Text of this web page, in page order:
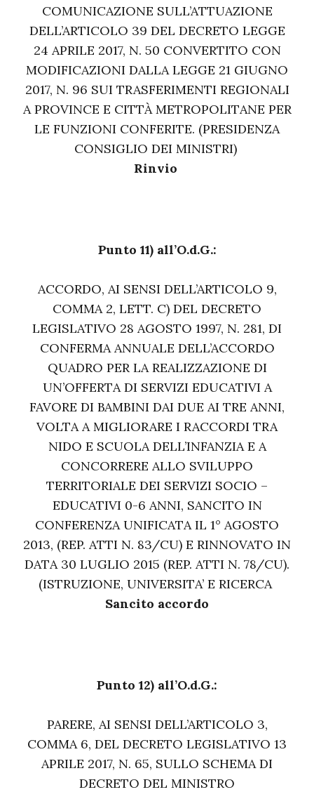
COMUNICAZIONE SULL’ATTUAZIONE
DELL’ARTICOLO 39 DEL DECRETO LEGGE
24 APRILE 2017, N. 50 CONVERTITO CON
MODIFICAZIONI DALLA LEGGE 21 GIUGNO
2017, N. 96 SUI TRASFERIMENTI REGIONALI
A PROVINCE E CITTÀ METROPOLITANE PER
LE FUNZIONI CONFERITE. (PRESIDENZA
CONSIGLIO DEI MINISTRI)
Rinvio
Punto 11) all’O.d.G.:
ACCORDO, AI SENSI DELL’ARTICOLO 9,
COMMA 2, LETT. C) DEL DECRETO
LEGISLATIVO 28 AGOSTO 1997, N. 281, DI
CONFERMA ANNUALE DELL’ACCORDO
QUADRO PER LA REALIZZAZIONE DI
UN’OFFERTA DI SERVIZI EDUCATIVI A
FAVORE DI BAMBINI DAI DUE AI TRE ANNI,
VOLTA A MIGLIORARE I RACCORDI TRA
NIDO E SCUOLA DELL’INFANZIA E A
CONCORRERE ALLO SVILUPPO
TERRITORIALE DEI SERVIZI SOCIO –
EDUCATIVI 0-6 ANNI, SANCITO IN
CONFERENZA UNIFICATA IL 1° AGOSTO
2013, (REP. ATTI N. 83/CU) E RINNOVATO IN
DATA 30 LUGLIO 2015 (REP. ATTI N. 78/CU).
(ISTRUZIONE, UNIVERSITA’ E RICERCA
Sancito accordo
Punto 12) all’O.d.G.:
PARERE, AI SENSI DELL’ARTICOLO 3,
COMMA 6, DEL DECRETO LEGISLATIVO 13
APRILE 2017, N. 65, SULLO SCHEMA DI
DECRETO DEL MINISTRO